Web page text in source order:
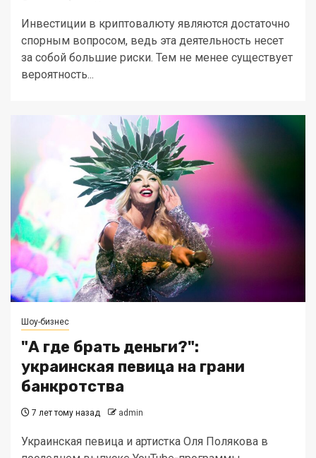
Инвестиции в криптовалюту являются достаточно
спорным вопросом, ведь эта деятельность несет
за собой большие риски. Тем не менее существует
вероятность...
Шоу-бизнес
"А где брать деньги?":
украинская певица на грани
банкротства
7 лет тому назад admin
Украинская певица и артистка Оля Полякова в